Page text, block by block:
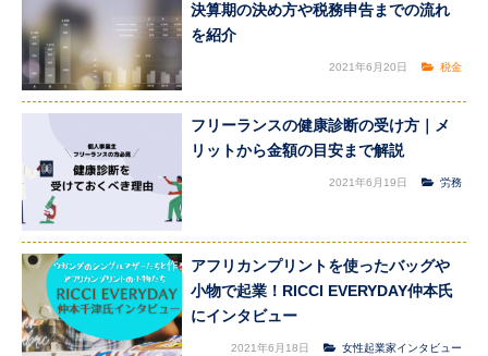
決算期の決め方や税務申告までの流れ
を紹介
2021年6月20日 税金
フリーランスの健康診断の受け方｜メ
リットから金額の目安まで解説
2021年6月19日 労務
アフリカンプリントを使ったバッグや
小物で起業！RICCI EVERYDAY仲本氏
にインタビュー
2021年6月18日 女性起業家インタビュー